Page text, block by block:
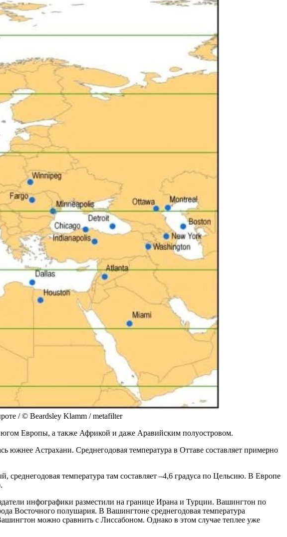
/ © Beardsley Klamm / metafilter
Европы, а также Африкой и даже Аравийским полуостровом.
южнее Астрахани. Среднегодовая температура в Оттаве составляет примерно
температура там составляет –4,6 градуса по Цельсию. В Европе
инфографики разместили на границе Ирана и Турции. Вашингтон по
Восточного полушария. В Вашингтоне среднегодовая температура
можно сравнить с Лиссабоном. Однако в этом случае теплее уже